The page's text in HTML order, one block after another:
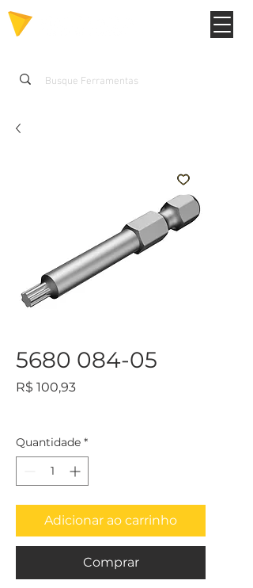
5680 084-05
R$ 100,93Preço
Quantidade *
Adicionar ao carrinho
Comprar